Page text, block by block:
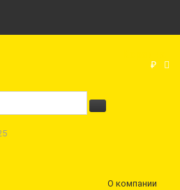
₽
О компании